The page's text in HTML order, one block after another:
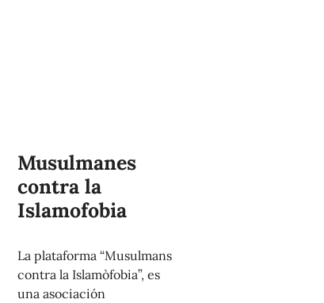
Musulmanes
contra la
Islamofobia
La plataforma “Musulmans
contra la Islamòfobia”, es
una asociación